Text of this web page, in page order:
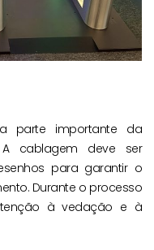
parte importante da
cablagem deve ser
para garantir o
Durante o processo
à vedação e à